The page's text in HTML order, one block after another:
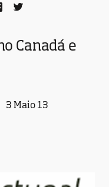
Canadá e
3 Maio 13